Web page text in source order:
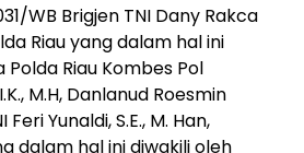
WB Brigjen TNI Dany Rakca
Riau yang dalam hal ini
Riau Kombes Pol
M.H, Danlanud Roesmin
Yunaldi, S.E., M. Han,
dalam hal ini diwakili oleh